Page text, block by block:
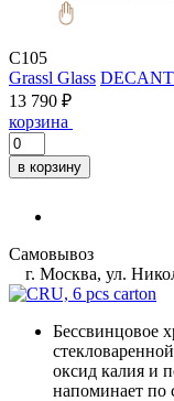
C105
Grassl Glass
13 790 ₽
корзина
в корзину
Самовывоз
г. Москва, ул.
Бессвинцовое
оксид калия и
напоминает по